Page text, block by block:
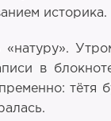
историка.
в
тётя